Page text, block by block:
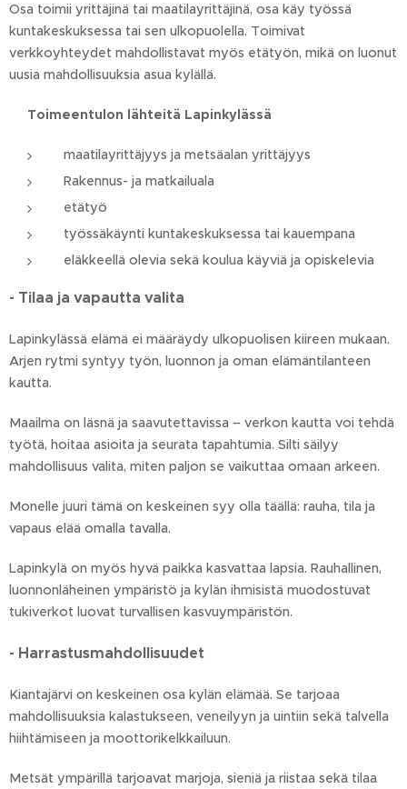
Osa toimii yrittäjinä tai maatilayrittäjinä, osa käy työssä
kuntakeskuksessa tai sen ulkopuolella. Toimivat
verkkoyhteydet mahdollistavat myös etätyön, mikä on luonut
uusia mahdollisuuksia asua kylällä.
Toimeentulon lähteitä Lapinkylässä
maatilayrittäjyys ja metsäalan yrittäjyys
Rakennus- ja matkailuala
etätyö
työssäkäynti kuntakeskuksessa tai kauempana
eläkkeellä olevia sekä koulua käyviä ja opiskelevia
- Tilaa ja vapautta valita
Lapinkylässä elämä ei määräydy ulkopuolisen kiireen mukaan.
Arjen rytmi syntyy työn, luonnon ja oman elämäntilanteen
kautta.
Maailma on läsnä ja saavutettavissa – verkon kautta voi tehdä
työtä, hoitaa asioita ja seurata tapahtumia. Silti säilyy
mahdollisuus valita, miten paljon se vaikuttaa omaan arkeen.
Monelle juuri tämä on keskeinen syy olla täällä: rauha, tila ja
vapaus elää omalla tavalla.
Lapinkylä on myös hyvä paikka kasvattaa lapsia. Rauhallinen,
luonnonläheinen ympäristö ja kylän ihmisistä muodostuvat
tukiverkot luovat turvallisen kasvuympäristön.
- Harrastusmahdollisuudet
Kiantajärvi on keskeinen osa kylän elämää. Se tarjoaa
mahdollisuuksia kalastukseen, veneilyyn ja uintiin sekä talvella
hiihtämiseen ja moottorikelkkailuun.
Metsät ympärillä tarjoavat marjoja, sieniä ja riistaa sekä tilaa